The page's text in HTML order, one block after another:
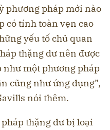
phương pháp mới nào
có tính toàn vẹn cao
yếu tố chủ quan
thặng dư nên được
như một phương pháp
cũng như ứng dụng”,
nói thêm.
thặng dư bị loại